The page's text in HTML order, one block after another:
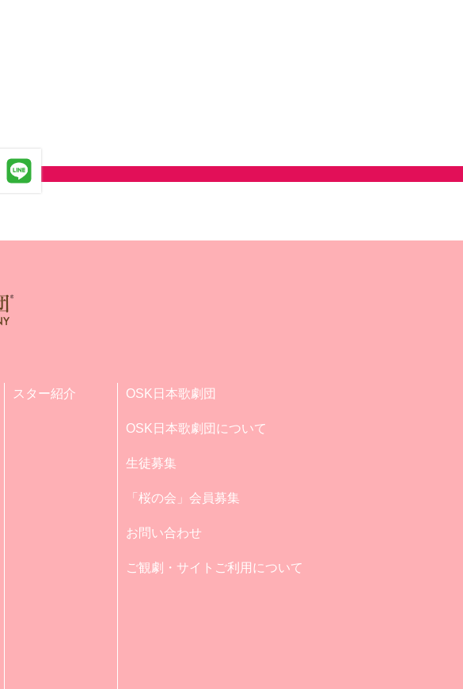
スター紹介 OSK日本歌劇団
OSK日本歌劇団について
生徒募集
「桜の会」会員募集
お問い合わせ
ご観劇・サイトご利用について